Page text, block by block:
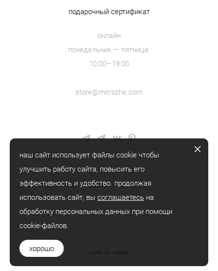
подарочный сертификат
онлайн
понедельник — пятница
10:00—19:00
store@mitrozhe.com
© mitrozhe, 2018—2026
® mitrozhe
сайт от vigbo
наш сайт использует файлы cookie чтобы
улучшить работу сайта, повысить его
эффективность и удобство. продолжая
использовать сайт, вы соглашаетесь на
обработку персональных данных при помощи
cookie-файлов.
хорошо